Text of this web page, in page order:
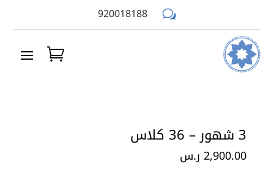
w
920018188
3 شهور – 36 كلاس
2,900.00 ر.س